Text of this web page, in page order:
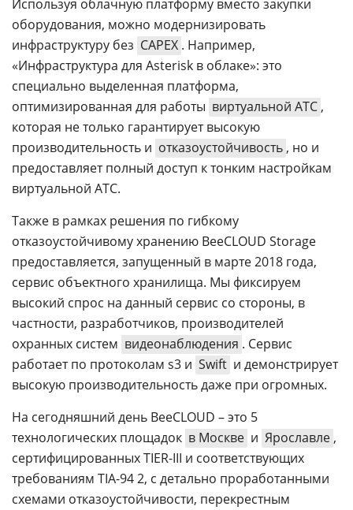
Используя облачную платформу вместо закупки
оборудования, можно модернизировать
инфраструктуру без CAPEX . Например,
«Инфраструктура для Asterisk в облаке»: это
специально выделенная платформа,
оптимизированная для работы виртуальной АТС ,
которая не только гарантирует высокую
производительность и отказоустойчивость , но и
предоставляет полный доступ к тонким настройкам
виртуальной АТС.
Также в рамках решения по гибкому
отказоустойчивому хранению BeeCLOUD Storage
предоставляется, запущенный в марте 2018 года,
сервис объектного хранилища. Мы фиксируем
высокий спрос на данный сервис со стороны, в
частности, разработчиков, производителей
охранных систем видеонаблюдения . Сервис
работает по протоколам s3 и Swift и демонстрирует
высокую производительность даже при огромных.
На сегодняшний день BeeCLOUD – это 5
технологических площадок в Москве и Ярославле ,
сертифицированных TIER-III и соответствующих
требованиям TIA-94 2, с детально проработанными
схемами отказоустойчивости, перекрестным